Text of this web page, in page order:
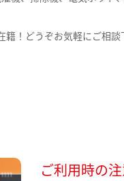
！どうぞお気軽にご相談
ご利用時の